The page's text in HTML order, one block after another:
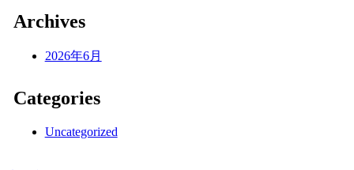
Archives
2026年6月
Categories
Uncategorized